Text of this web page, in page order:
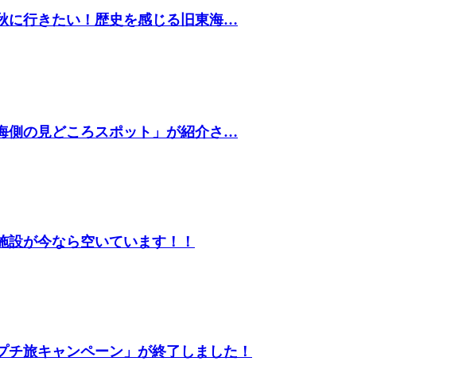
に行きたい！歴史を感じる旧東海…
側の見どころスポット」が紹介さ…
が今なら空いています！！
旅キャンペーン」が終了しました！